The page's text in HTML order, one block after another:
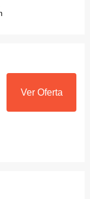
Ver Oferta